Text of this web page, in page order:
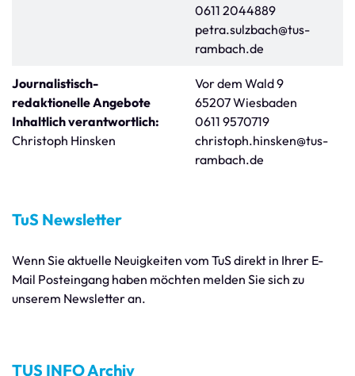
0611 2044889
petra.sulzbach@tus-
rambach.de
Journalistisch-
redaktionelle Angebote
Inhaltlich verantwortlich:
Christoph Hinsken
Vor dem Wald 9
65207 Wiesbaden
0611 9570719
christoph.hinsken@tus-
rambach.de
TuS Newsletter
Wenn Sie aktuelle Neuigkeiten vom TuS direkt in Ihrer E-
Mail Posteingang haben möchten melden Sie sich zu
unserem Newsletter an.
TUS INFO Archiv